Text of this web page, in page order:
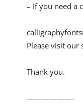
– If you need a
Please visit our
Thank you.
——————-